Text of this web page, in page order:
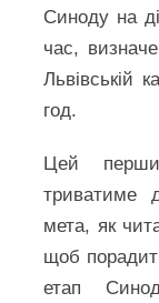
Синоду на
час,
Львівській
год.
Цей
триватиме
мета, як
щоб
етап